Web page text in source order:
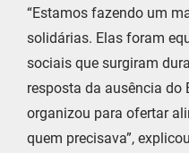
“Estamos fazendo um
solidárias. Elas foram
sociais que surgiram
resposta da ausência do
organizou para ofertar
quem precisava”,